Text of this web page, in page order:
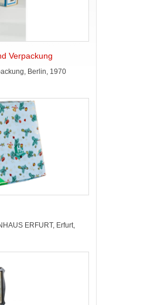
Verpackung
Berlin, 1970
ERFURT, Erfurt,